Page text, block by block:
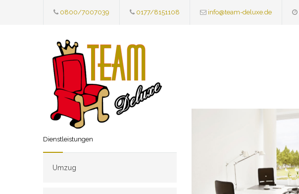
0800/7007039 0177/8151108 info@team-deluxe.de
Dienstleistungen
Umzug